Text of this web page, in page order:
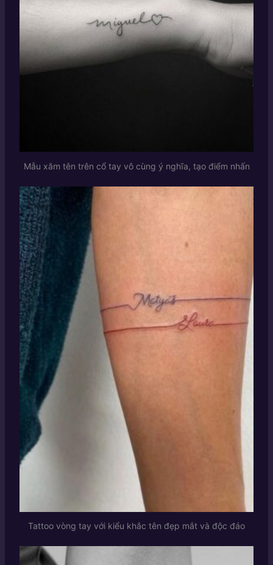
Mẫu xăm tên trên cổ tay vô cùng ý nghĩa, tạo điểm nhấn
Tattoo vòng tay với kiểu khắc tên đẹp mắt và độc đáo